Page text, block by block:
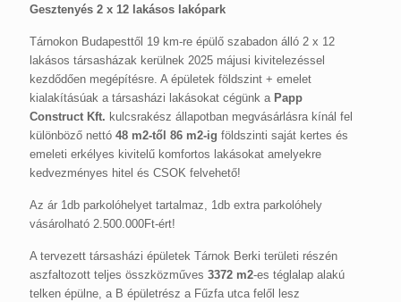
Gesztenyés 2 x 12 lakásos lakópark
Tárnokon Budapesttől 19 km-re épülő szabadon álló 2 x 12
lakásos társasházak kerülnek 2025 májusi kivitelezéssel
kezdődően megépítésre. A épületek földszint + emelet
kialakításúak a társasházi lakásokat cégünk a Papp
Construct Kft. kulcsrakész állapotban megvásárlásra kínál fel
különböző nettó 48 m2-től 86 m2-ig földszinti saját kertes és
emeleti erkélyes kivitelű komfortos lakásokat amelyekre
kedvezményes hitel és CSOK felvehető!
Az ár 1db parkolóhelyet tartalmaz, 1db extra parkolóhely
vásárolható 2.500.000Ft-ért!
A tervezett társasházi épületek Tárnok Berki területi részén
aszfaltozott teljes összközműves 3372 m2-es téglalap alakú
telken épülne, a B épületrész a Fűzfa utca felől lesz